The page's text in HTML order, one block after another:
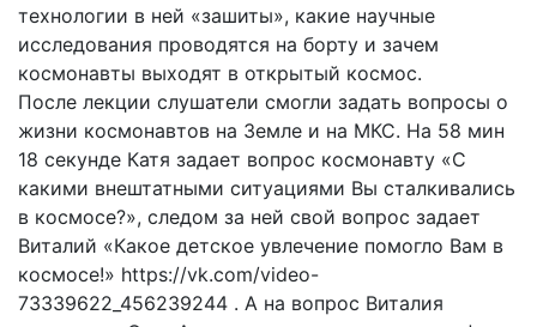
технологии в ней «зашиты», какие научные
исследования проводятся на борту и зачем
космонавты выходят в открытый космос.
После лекции слушатели смогли задать вопросы о
жизни космонавтов на Земле и на МКС. На 58 мин
18 секунде Катя задает вопрос космонавту «С
какими внештатными ситуациями Вы сталкивались
в космосе?», следом за ней свой вопрос задает
Виталий «Какое детское увлечение помогло Вам в
космосе!» https://vk.com/video-
73339622_456239244 . А на вопрос Виталия